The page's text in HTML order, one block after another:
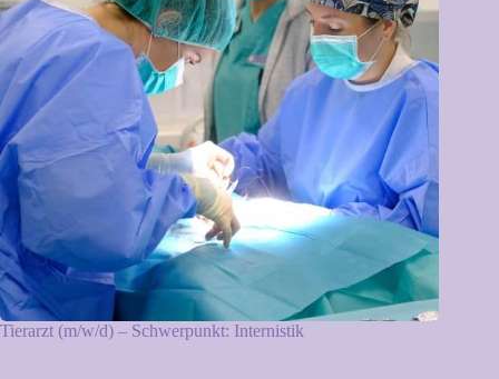
Tierarzt (m/w/d) – Schwerpunkt: Internistik